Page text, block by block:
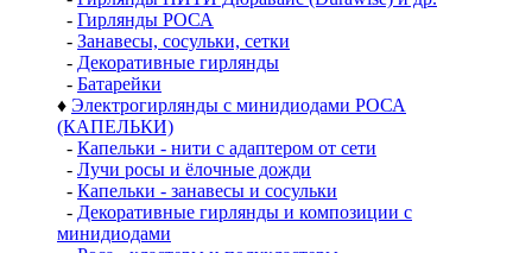
- Гирлянды РОСА
- Занавесы, сосульки, сетки
- Декоративные гирлянды
- Батарейки
♦ Электрогирлянды с минидиодами РОСА
(КАПЕЛЬКИ)
- Капельки - нити с адаптером от сети
- Лучи росы и ёлочные дожди
- Капельки - занавесы и сосульки
- Декоративные гирлянды и композиции с
минидиодами